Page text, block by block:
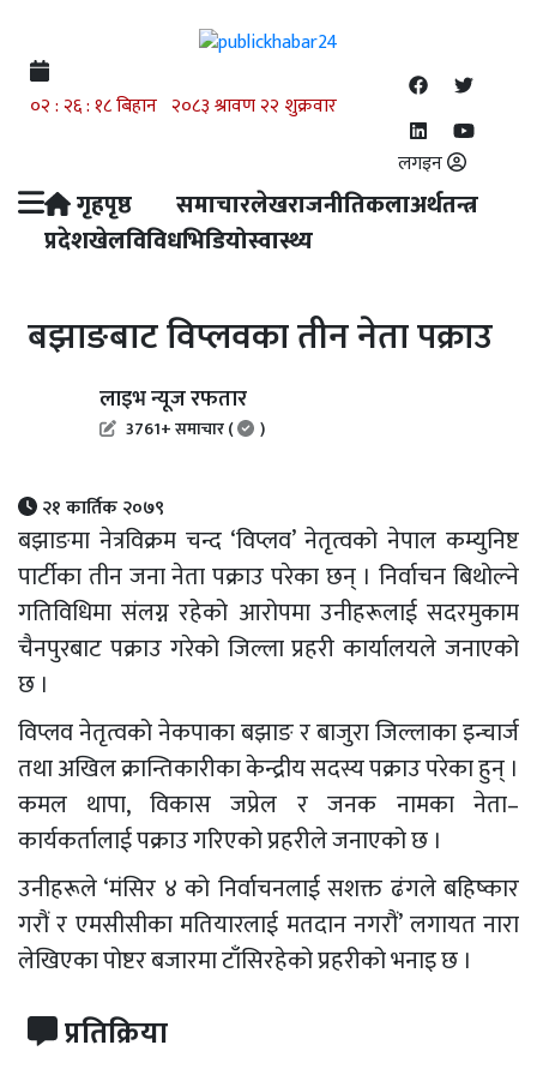
लगइन
गृहपृष्ठ समाचारलेखराजनीतिकलाअर्थतन्त्र
प्रदेशखेलविविधभिडियोस्वास्थ्य
बझाङबाट विप्लवका तीन नेता पक्राउ
लाइभ न्यूज रफतार
3761+ समाचार ( )
२१ कार्तिक २०७९
बझाङमा नेत्रविक्रम चन्द ‘विप्लव’ नेतृत्वको नेपाल कम्युनिष्ट
पार्टीका तीन जना नेता पक्राउ परेका छन् । निर्वाचन बिथोल्ने
गतिविधिमा संलग्न रहेको आरोपमा उनीहरूलाई सदरमुकाम
चैनपुरबाट पक्राउ गरेको जिल्ला प्रहरी कार्यालयले जनाएको
छ ।
विप्लव नेतृत्वको नेकपाका बझाङ र बाजुरा जिल्लाका इन्चार्ज
तथा अखिल क्रान्तिकारीका केन्द्रीय सदस्य पक्राउ परेका हुन् ।
कमल थापा, विकास जप्रेल र जनक नामका नेता–
कार्यकर्तालाई पक्राउ गरिएको प्रहरीले जनाएको छ ।
उनीहरूले ‘मंसिर ४ को निर्वाचनलाई सशक्त ढंगले बहिष्कार
गरौं र एमसीसीका मतियारलाई मतदान नगरौं’ लगायत नारा
लेखिएका पोष्टर बजारमा टाँसिरहेको प्रहरीको भनाइ छ ।
प्रतिक्रिया